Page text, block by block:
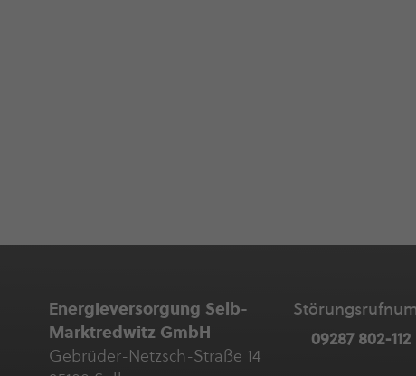
Ener­gie­ver­sor­gung Selb-
Marktredwitz GmbH
Gebrüder-Netzsch-Straße 14
09287 802-112